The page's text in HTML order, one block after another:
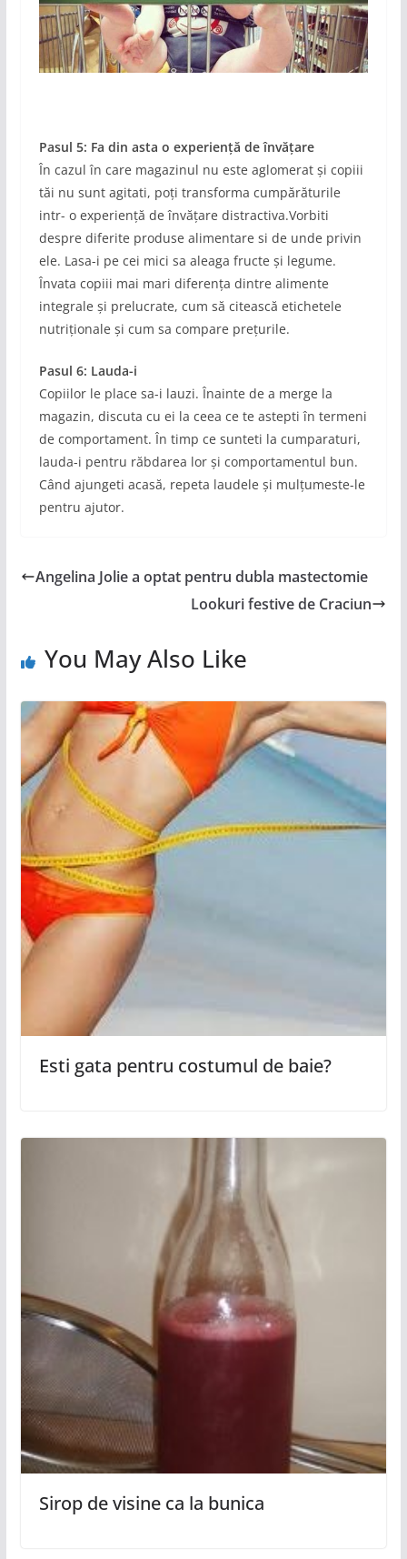
Pasul 5: Fa din asta o experiență de învățare
În cazul în care magazinul nu este aglomerat și copiii
tăi nu sunt agitati, poți transforma cumpărăturile
intr- o experiență de învățare distractiva.Vorbiti
despre diferite produse alimentare si de unde privin
ele. Lasa-i pe cei mici sa aleaga fructe și legume.
Învata copiii mai mari diferența dintre alimente
integrale și prelucrate, cum să citească etichetele
nutriționale și cum sa compare prețurile.
Pasul 6: Lauda-i
Copiilor le place sa-i lauzi. Înainte de a merge la
magazin, discuta cu ei la ceea ce te astepti în termeni
de comportament. În timp ce sunteti la cumparaturi,
lauda-i pentru răbdarea lor și comportamentul bun.
Când ajungeti acasă, repeta laudele și mulțumeste-le
pentru ajutor.
Angelina Jolie a optat pentru dubla mastectomie
Lookuri festive de Craciun
You May Also Like
Esti gata pentru costumul de baie?
Sirop de visine ca la bunica